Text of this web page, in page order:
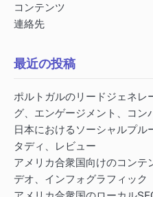
コンテンツ
連絡先
最近の投稿
ポルトガルのリードジェネレ
グ、エンゲージメント、コン
日本におけるソーシャルプル
タディ、レビュー
アメリカ合衆国向けのコンテ
デオ、インフォグラフィック